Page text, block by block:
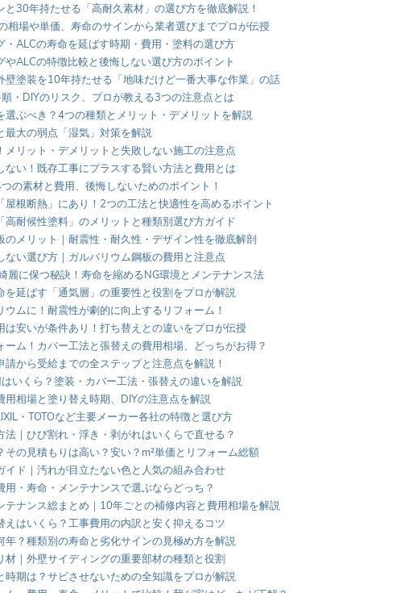
30年持たせる「高耐久素材」の選び方を徹底解説！
場や単価、寿命のサインから業者選びまでプロが伝授
ALCの寿命を延ばす時期・費用・塗料の選び方
ALCの特徴比較と後悔しない選び方のポイント
塗装を10年持たせる「地味だけど一番大事な作業」の話
・DIYのリスク、プロが教える3つの注意点とは
選ぶべき？4つの種類とメリット・デメリットを解説
大の弱点「湿気」対策を解説
メリット・デメリットと失敗しない施工の注意点
ない！既存工事にプラスする賢い方法と費用とは
の素材と費用、後悔しないためのポイント！
屋根断熱」にあり！2つの工法と快適性を高めるポイント
高耐候性塗料」のメリットと種類別選び方ガイド
のメリット｜耐震性・耐久性・デザイン性を徹底解剖
ない選び方｜ガルバリウム鋼板の費用と注意点
に保つ秘訣！寿命を縮めるNG環境とメンテナンス法
延ばす「通気層」の重要性と役割をプロが解説
ムに！耐震性が劇的に向上するリフォーム！
は安いが条件あり！打ち替えとの違いをプロが伝授
ーム！カバー工法と張替えの費用相場、どっちがお得？
から受給までの全ステップと注意点を解説！
いくら？塗装・カバー工法・張替えの違いを解説
用相場と塗り替え時期、DIYの注意点を解説
・TOTOなど主要メーカー各社の特徴と選び方
法｜ひび割れ・浮き・剥がれはいくらで直せる？
その見積もりは高い？安い？m²単価とリフォーム総額
イド｜汚れが目立たない色と人気の組み合わせ
用・寿命・メンテナンスで選ぶならどっち？
テナンス総まとめ｜10年ごとの補修内容と費用相場を解説
えはいくら？工事費用の内訳と安く抑えるコツ
年？種類別の寿命と劣化サインの見極め方を解説
｜外壁サイディングの重要部材の種類と役割
時期は？サビさせないための全知識をプロが解説